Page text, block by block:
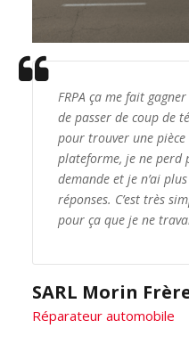
FRPA ça me fait
de passer de coup de
pour trouver une pièce
plateforme, je ne perd
demande et je n’ai
réponses. C’est très
pour ça que je ne
SARL Morin
Réparateur automobile